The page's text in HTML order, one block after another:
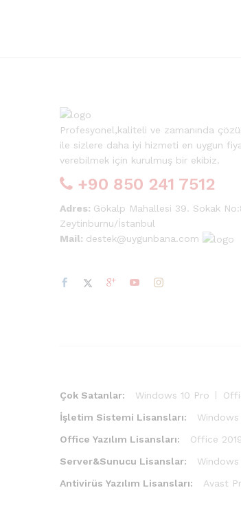
Profesyonel,kaliteli ve zamanında
ile sizlere daha iyi hizmeti en uygun
verebilmek için kurulmuş bir ekibiz.
+90 850 241 7512
Adres: Gökalp Mahallesi 39. Sokak
Zeytinburnu/İstanbul
Mail: destek@uygunbana.com
Çok Satanlar: Windows 10 Pro
İşletim Sistemi Lisansları:
Office Yazılım Lisansları:
Office
Server&Sunucu Lisanslar:
Antivirüs Yazılım Lisansları:
Avast